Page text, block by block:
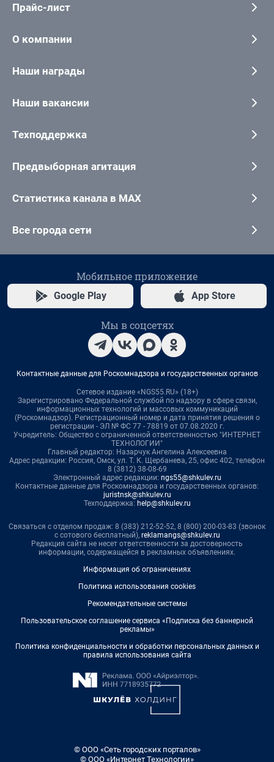
Прайс-лист
О компании
Наши награды
Наши вакансии
Техподдержка
Предвыборная агитация
Статистика канала в MAX
Все города сети
Мобильное приложение
Google Play App Store
Мы в соцсетях
Контактные данные для Роскомнадзора и государственных органов
Сетевое издание «NGS55.RU» (18+)
Зарегистрировано Федеральной службой по надзору в сфере связи,
информационных технологий и массовых коммуникаций
(Роскомнадзор). Регистрационный номер и дата принятия решения о
регистрации - ЭЛ № ФС 77 - 78819 от 07.08.2020 г.
Учредитель: Общество с ограниченной ответственностью "ИНТЕРНЕТ
ТЕХНОЛОГИИ"
Главный редактор: Назарчук Ангелина Алексеевна
Адрес редакции: Россия, Омск, ул. Т. К. Щербанева, 25, офис 402, телефон
8 (3812) 38-08-69
Электронный адрес редакции: ngs55@shkulev.ru
Контактные данные для Роскомнадзора и государственных органов:
juristnsk@shkulev.ru
Техподдержка: help@shkulev.ru
Связаться с отделом продаж: 8 (383) 212-52-52, 8 (800) 200-03-83 (звонок
с сотового бесплатный), reklamangs@shkulev.ru
Редакция сайта не несет ответственности за достоверность
информации, содержащейся в рекламных объявлениях.
Информация об ограничениях
Политика использования cookies
Рекомендательные системы
Пользовательское соглашение сервиса «Подписка без баннерной
рекламы»
Политика конфиденциальности и обработки персональных данных и
правила использования сайта
© ООО «Сеть городских порталов»
© ООО «Интернет Технологии»